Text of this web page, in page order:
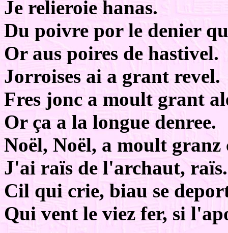
Je relieroie hanas.
Du poivre por le denier
Or aus poires de hastivel.
Jorroises ai a grant revel.
Fres jonc a moult grant
Or ça a la longue denree.
Noël, Noël, a moult granz
J'ai raïs de l'archaut, raïs.
Cil qui crie, biau se
Qui vent le viez fer, si